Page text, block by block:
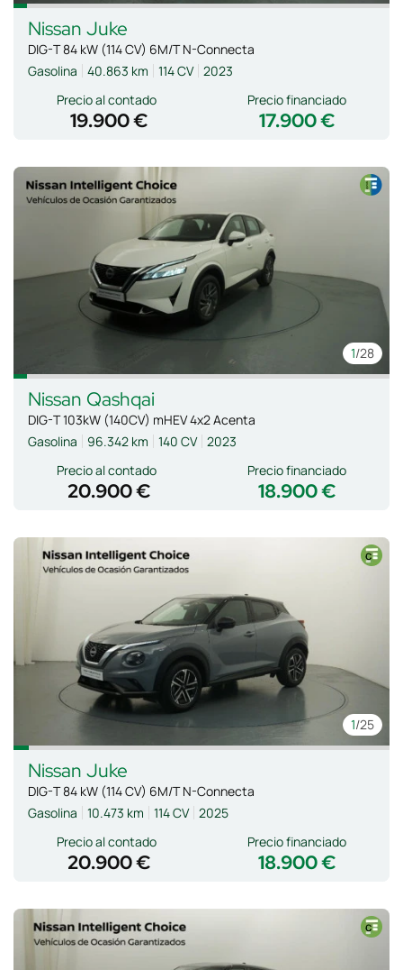
Nissan Juke
DIG-T 84 kW (114 CV) 6M/T N-Connecta
Gasolina
40.863 km 114 CV 2023
Precio al contado
19.900 € 17.900 €
Precio financiado
1/28
Nissan Qashqai
DIG-T 103kW (140CV) mHEV 4x2 Acenta
Gasolina
96.342 km 140 CV 2023
Precio al contado
20.900 € 18.900 €
Precio financiado
1/25
Nissan Juke
DIG-T 84 kW (114 CV) 6M/T N-Connecta
Gasolina
10.473 km 114 CV 2025
Precio al contado
20.900 € 18.900 €
Precio financiado